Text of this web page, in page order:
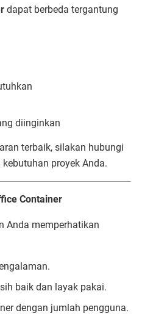
dapat berbeda tergantung
diinginkan
terbaik, silakan hubungi
proyek Anda.
Container
Anda memperhatikan
baik dan layak pakai.
dengan jumlah pengguna.